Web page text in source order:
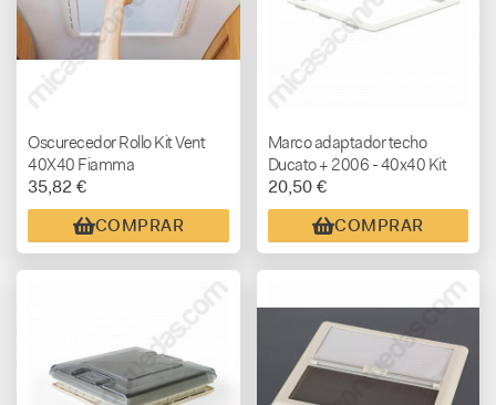
Oscurecedor Rollo Kit Vent
40X40 Fiamma
35,82 €
COMPRAR
Marco adaptador techo
Ducato + 2006 - 40x40 Kit
Frame Fiamma
20,50 €
COMPRAR